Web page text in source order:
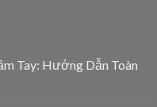
Tay: Hướng Dẫn Toàn